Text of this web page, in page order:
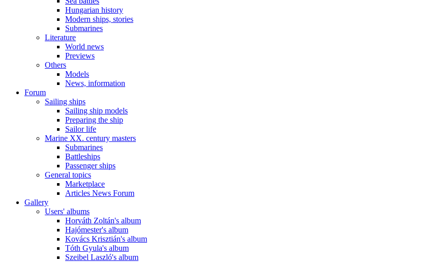
Hungarian history
Modern ships, stories
Submarines
Literature
World news
Previews
Others
Models
News, information
Forum
Sailing ships
Sailing ship models
Preparing the ship
Sailor life
Marine XX. century masters
Submarines
Battleships
Passenger ships
General topics
Marketplace
Articles News Forum
Gallery
Users' albums
Horváth Zoltán's album
Hajómester's album
Kovács Krisztián's album
Tóth Gyula's album
Szeibel Laszló's album